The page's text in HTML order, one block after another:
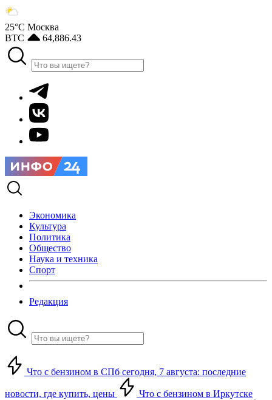
25°С Москва
BTC
64,886.43
Экономика
Культура
Политика
Общество
Наука и техника
Спорт
Редакция
Что с бензином в СПб сегодня, 7 августа: последние
новости, где купить, цены Что с бензином в Иркутске